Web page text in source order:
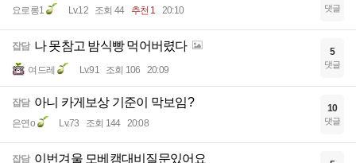
요로롱1 Lv.12 조회 44 추천 1 20:10 댓글
잡담 나 못참고 밤식빵 먹어버렸다
여드레 Lv.91 조회 106 20:09
5
댓글
잡담 아니 카게보상 기준이 막보임?
은연o Lv.73 조회 144 20:08
10
댓글
잡담 이번겨울 모베캠대비질문있어요